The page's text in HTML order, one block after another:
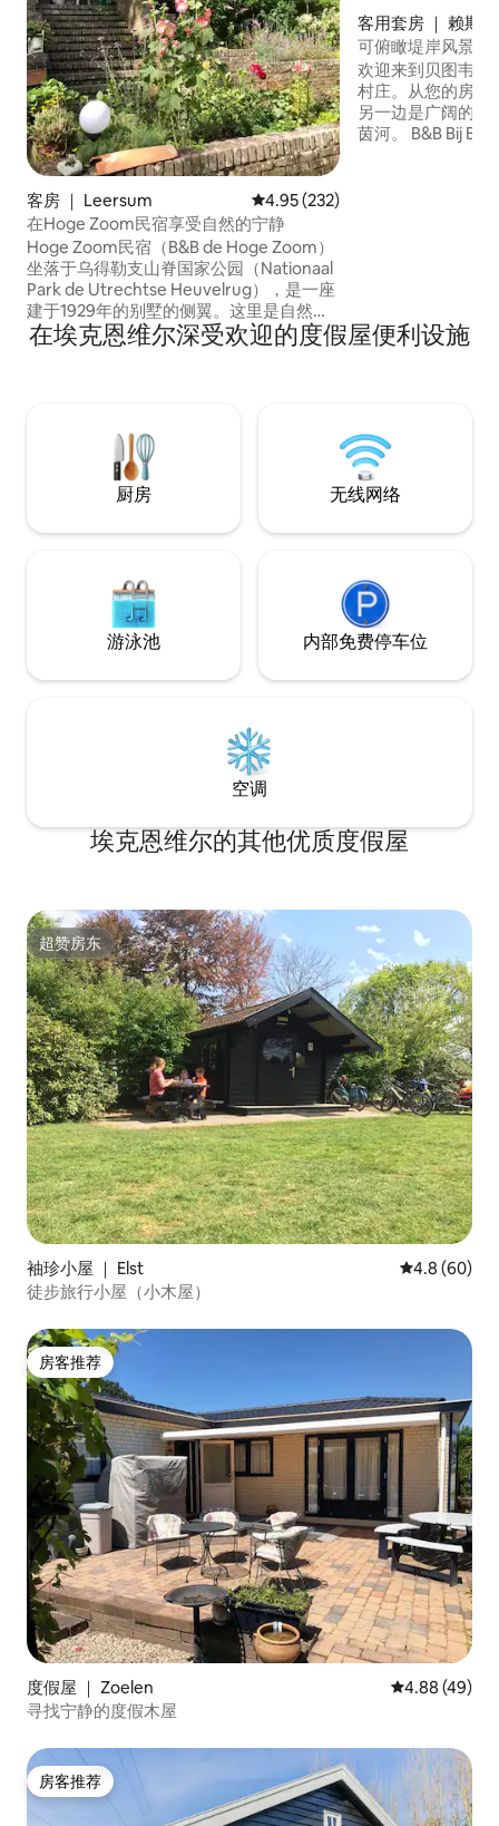
客房 ｜ Leersum 平均评分 4.95 分（满分 5 分），
4.95 (232)
在Hoge Zoom民宿享受自然的宁静
Hoge Zoom民宿（B&B de Hoge Zoom）
坐落于乌得勒支山脊国家公园（Nationaal
Park de Utrechtse Heuvelrug），是一座
建于1929年的别墅的侧翼。这里是自然爱
好者、徒步旅行者、骑自行车者和/或山地
自行车骑行者的真正的度假胜地。Hoge
的自行车棚，私人停车场。从花园可进入
国家公园的步行路线。
客用套房 ｜ 赖斯
可俯瞰堤岸风景的
欢迎来到贝图韦
村庄。从您的房间
另一边是广阔的洪
茵河。 B&B Bij Bokkie 位于Maarten van
在埃克恩维尔深受欢迎的度假屋便利设施
厨房 无线网络
游泳池 内部免费停车位
空调
埃克恩维尔的其他优质度假屋
超赞房东
超赞房东
袖珍小屋 ｜ Elst 平均评分 4.8
4.8 (60)
徒步旅行小屋（小木屋）
房客推荐
房客推荐
度假屋 ｜ Zoelen 平均评分
4.88 (49)
寻找宁静的度假木屋
房客推荐
房客推荐